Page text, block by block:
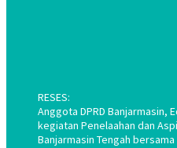
RESES:
Anggota DPRD Banjarmasin,
kegiatan Penelaahan dan
Banjarmasin Tengah